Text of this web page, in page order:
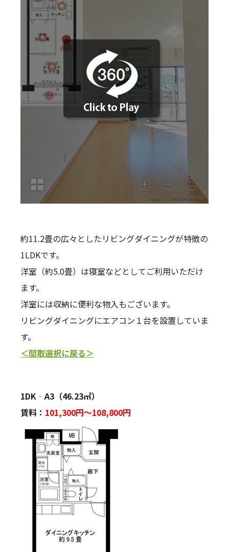
約11.2畳の広々としたリビングダイニングが特徴の
1LDKです。
洋室（約5.0畳）は寝室などとしてご利用いただけ
ます。
洋室には収納に便利な物入もございます。
リビングダイニングにエアコン１台を設置していま
す。
＜間取選択に戻る＞
1DK‐A3（46.23㎡）
賃料： 101,300円～108,800円